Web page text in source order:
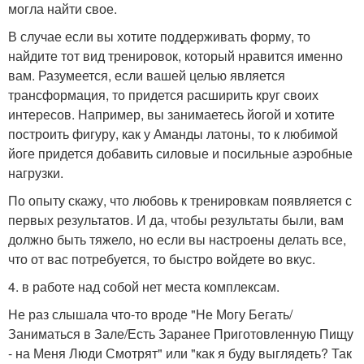
могла найти свое.
В случае если вы хотите поддерживать форму, то
найдите тот вид тренировок, который нравится именно
вам. Разумеется, если вашей целью является
трансформация, то придется расширить круг своих
интересов. Например, вы занимаетесь йогой и хотите
построить фигуру, как у Аманды латоны, то к любимой
йоге придется добавить силовые и посильные аэробные
нагрузки.
По опыту скажу, что любовь к тренировкам появляется с
первых результатов. И да, чтобы результаты были, вам
должно быть тяжело, но если вы настроены делать все,
что от вас потребуется, то быстро войдете во вкус.
4. в работе над собой нет места комплексам.
Не раз слышала что-то вроде "Не Могу Бегать/
Заниматься в Зале/Есть Заранее Приготовленную Пищу
- на Меня Люди Смотрят" или "как я буду выглядеть? Так